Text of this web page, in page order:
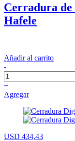
Cerradura
Hafele
Añadir al carrito
-
+
Agregar
USD 434,43